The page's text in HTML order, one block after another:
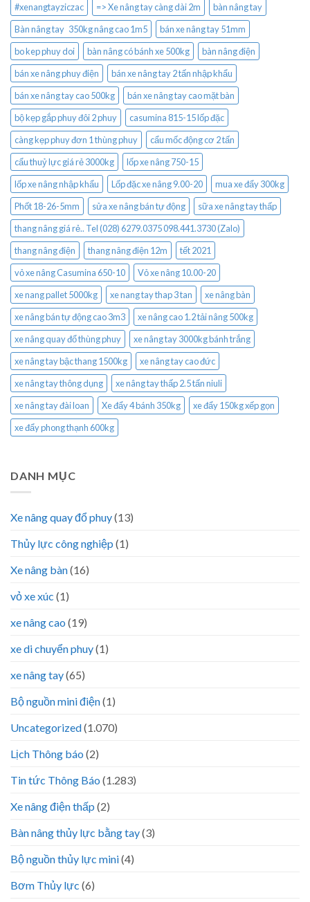
#xenangtayziczac => Xe nâng tay càng dài 2m
bàn nâng tay
Bàn nâng tay 350kg nâng cao 1m5
bán xe nâng tay 51mm
bo kep phuy doi
bàn nâng có bánh xe 500kg
bàn nâng điện
bán xe nâng phuy điện
bán xe nâng tay 2 tấn nhập khẩu
bán xe nâng tay cao 500kg
bán xe nâng tay cao mặt bàn
bộ kẹp gắp phuy đôi 2 phuy
casumina 815-15 lốp đặc
càng kẹp phuy đơn 1 thùng phuy
cẩu mốc động cơ 2 tấn
cẩu thuỷ lực giá rẻ 3000kg
lốp xe nâng 750-15
lốp xe nâng nhập khẩu
Lốp đặc xe nâng 9.00-20
mua xe đẩy 300kg
Phốt 18-26-5mm
sửa xe nâng bán tự động
sữa xe nâng tay thấp
thang nâng giá rẻ.. Tel (028) 6279.0375 098.441.3730 (Zalo)
thang nâng điện
thang nâng điện 12m
tết 2021
vỏ xe nâng Casumina 650-10
Vỏ xe nâng 10.00-20
xe nang pallet 5000kg
xe nang tay thap 3 tan
xe nâng bàn
xe nâng bán tự động cao 3m3
xe nâng cao 1.2 tải nâng 500kg
xe nâng quay đổ thùng phuy
xe nâng tay 3000kg bánh trắng
xe nâng tay bậc thang 1500kg
xe nâng tay cao đức
xe nâng tay thông dụng
xe nâng tay thấp 2.5 tấn niuli
xe nâng tay đài loan
Xe đẩy 4 bánh 350kg
xe đẩy 150kg xếp gọn
xe đẩy phong thạnh 600kg
DANH MỤC
Xe nâng quay đổ phuy(13)
Thủy lực công nghiệp (1)
Xe nâng bàn(16)
vỏ xe xúc (1)
xe nâng cao (19)
xe di chuyển phuy(1)
xe nâng tay(65)
Bộ nguồn mini điện(1)
Uncategorized(1.070)
Lịch Thông báo (2)
Tin tức Thông Báo (1.283)
Xe nâng điện thấp (2)
Bàn nâng thủy lực bằng tay(3)
Bộ nguồn thủy lực mini(4)
Bơm Thủy lực (6)